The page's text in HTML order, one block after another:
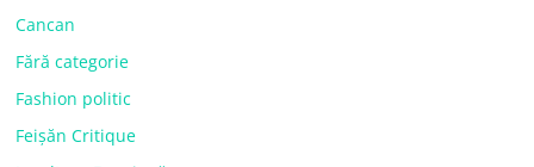
Cancan
Fără categorie
Fashion politic
Feișăn Critique